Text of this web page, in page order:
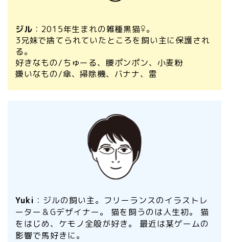
ジル ：2015年生まれの雑種黒猫♀。
3兄妹で捨てられていたところを飼い主に保護され
る。
好きなもの/ちゅーる、腰ポンポン、小麦粉
嫌いなもの/傘、掃除機、バナナ、雷
Yuki ：ジルの飼い主。フリーランスのイラストレ
ーター＆Gデザイナー。 猫を飼うのは人生初。 猫
をはじめ、ケモノ全般が好き。 最近は某ゲームの
影響で馬好きに。